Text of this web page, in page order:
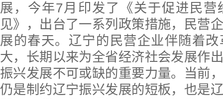
展，今年7月印发了《关于促进民营
见》，出台了一系列政策措施，民营
展的春天。辽宁的民营企业伴随着
大，长期以来为全省经济社会发展作
振兴发展不可或缺的重要力量。当前
仍是制约辽宁振兴发展的短板，也是